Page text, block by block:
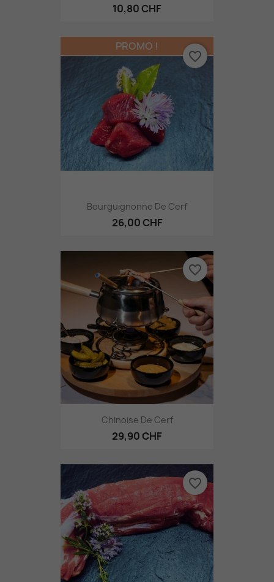
10,80 CHF
Bourguignonne De Cerf
26,00 CHF
PROMO !
favorite_border
Chinoise De Cerf
29,90 CHF
favorite_border
favorite_border